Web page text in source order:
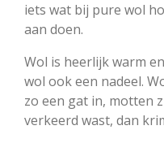
iets wat bij pure wol
aan doen.
Wol is heerlijk warm
wol ook een nadeel.
zo een gat in, motten
verkeerd wast, dan